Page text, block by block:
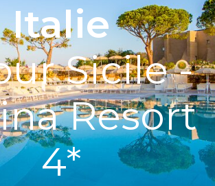
Italie
Sicile -
Resort
4*